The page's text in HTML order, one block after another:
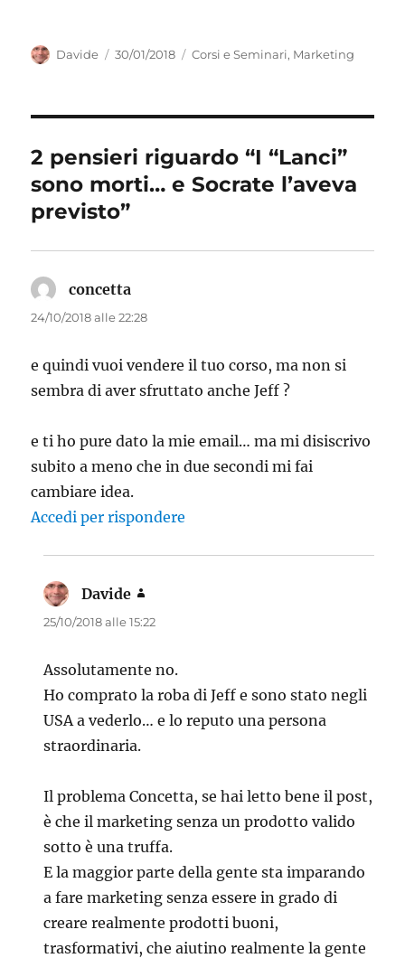
Autore
Davide
Pubblicato
30/01/2018 Categorie
Corsi e Seminari, Marketing
2 pensieri riguardo “I “Lanci”
sono morti… e Socrate l’aveva
previsto”
concetta
detto:
24/10/2018 alle 22:28
e quindi vuoi vendere il tuo corso, ma non si
sembra di aver sfruttato anche Jeff ?
e ti ho pure dato la mie email… ma mi disiscrivo
subito a meno che in due secondi mi fai
cambiare idea.
Accedi per rispondere
Davide
detto:
25/10/2018 alle 15:22
Assolutamente no.
Ho comprato la roba di Jeff e sono stato negli
USA a vederlo… e lo reputo una persona
straordinaria.
Il problema Concetta, se hai letto bene il post,
è che il marketing senza un prodotto valido
sotto è una truffa.
E la maggior parte della gente sta imparando
a fare marketing senza essere in grado di
creare realmente prodotti buoni,
trasformativi, che aiutino realmente la gente